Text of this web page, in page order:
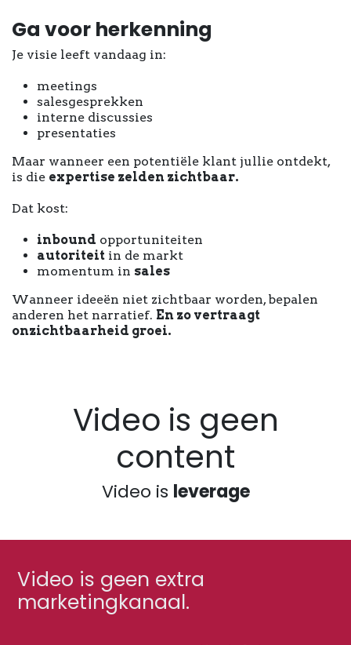
Ga voor herkenning
Je visie leeft vandaag in:
meetings
salesgesprekken
interne discussies
presentaties
Maar wanneer een potentiële klant jullie ontdekt,
is die expertise zelden zichtbaar.
Dat kost:
inbound opportuniteiten
autoriteit in de markt
momentum in sales
Wanneer ideeën niet zichtbaar worden, bepalen
anderen het narratief. En zo vertraagt
onzichtbaarheid groei.
Video is geen
content
Video is leverage
Video is geen extra
marketingkanaal.